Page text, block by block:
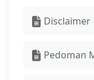
Disclaimer
Pedoman